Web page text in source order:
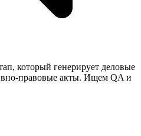
который генерирует деловые
правовые акты. Ищем QA и